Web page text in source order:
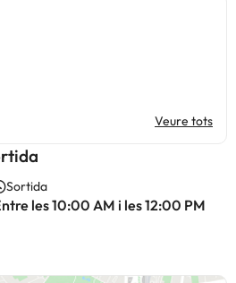
Veure tots
Sortida
les 10:00 AM i les 12:00 PM